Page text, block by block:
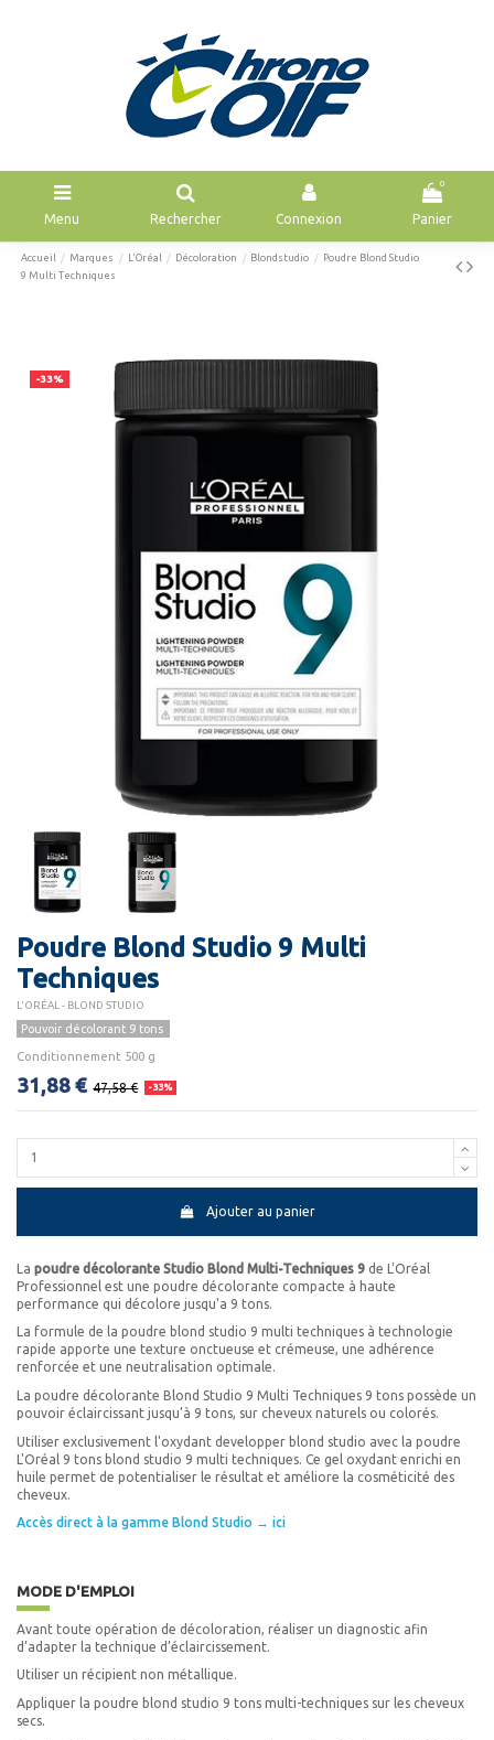
Menu Rechercher Connexion
0
Panier
Accueil Marques L'Oréal Décoloration Blondstudio
Poudre Blond Studio
9 Multi Techniques
-33%
Poudre Blond Studio 9 Multi
Techniques
L'ORÉAL - BLOND STUDIO
Pouvoir décolorant 9 tons
Conditionnement 500 g
31,88 € 47,58 € -33%
Ajouter au panier
La poudre décolorante Studio Blond Multi-Techniques 9 de L'Oréal
Professionnel est une poudre décolorante compacte à haute
performance qui décolore jusqu'a 9 tons.
La formule de la poudre blond studio 9 multi techniques à technologie
rapide apporte une texture onctueuse et crémeuse, une adhérence
renforcée et une neutralisation optimale.
La poudre décolorante Blond Studio 9 Multi Techniques 9 tons possède un
pouvoir éclaircissant jusqu’à 9 tons, sur cheveux naturels ou colorés.
Utiliser exclusivement l'oxydant developper blond studio avec la poudre
L'Oréal 9 tons blond studio 9 multi techniques. Ce gel oxydant enrichi en
huile permet de potentialiser le résultat et améliore la cosméticité des
cheveux.
Accès direct à la gamme Blond Studio → ici
MODE D'EMPLOI
Avant toute opération de décoloration, réaliser un diagnostic afin
d’adapter la technique d’éclaircissement.
Utiliser un récipient non métallique.
Appliquer la poudre blond studio 9 tons multi-techniques sur les cheveux
secs.